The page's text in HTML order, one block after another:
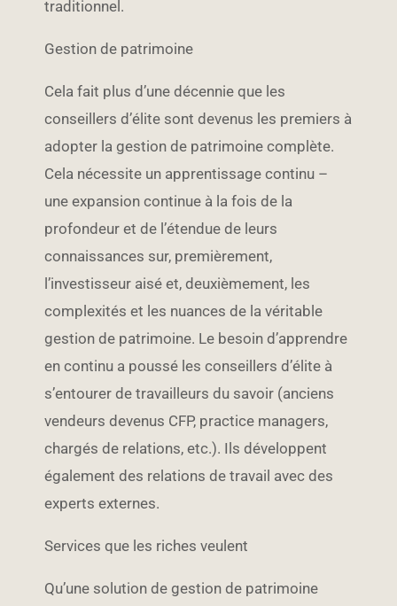
traditionnel.
Gestion de patrimoine
Cela fait plus d’une décennie que les
conseillers d’élite sont devenus les premiers à
adopter la gestion de patrimoine complète.
Cela nécessite un apprentissage continu –
une expansion continue à la fois de la
profondeur et de l’étendue de leurs
connaissances sur, premièrement,
l’investisseur aisé et, deuxièmement, les
complexités et les nuances de la véritable
gestion de patrimoine. Le besoin d’apprendre
en continu a poussé les conseillers d’élite à
s’entourer de travailleurs du savoir (anciens
vendeurs devenus CFP, practice managers,
chargés de relations, etc.). Ils développent
également des relations de travail avec des
experts externes.
Services que les riches veulent
Qu’une solution de gestion de patrimoine